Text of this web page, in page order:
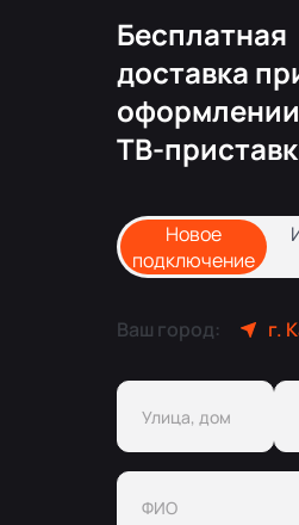
Бесплатная
доставка
оформлении
ТВ-
Новое
подключение
Ваш город: г.